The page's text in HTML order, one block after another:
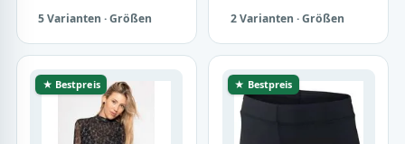
5 Varianten · Größen 2 Varianten · Größen
★ Bestpreis ★ Bestpreis